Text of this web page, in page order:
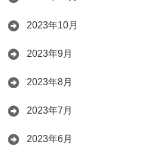
2023年10月
2023年9月
2023年8月
2023年7月
2023年6月